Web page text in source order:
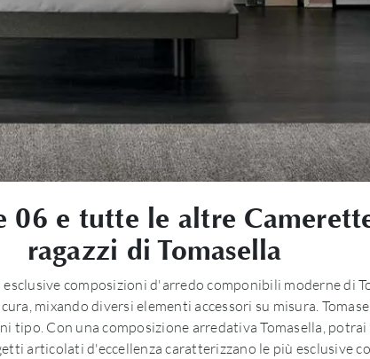
06 e tutte le altre
ragazzi di Tomasella
composizioni d'arredo componibili moderne di
mixando diversi elementi accessori su misura.
tipo. Con una composizione arredativa Tomasella,
articolati d'eccellenza caratterizzano le più esclusive